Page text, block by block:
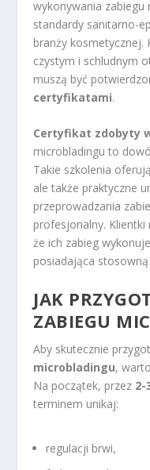
wykonywania zabiegu
standardy sanitarno-
branży kosmetycznej.
czystym i schludnym
muszą być
certyfikatami.
Certyfikat zdobyty
microbladingu to
Takie szkolenia
ale także praktyczne
przeprowadzania
profesjonalny. Klientki
że ich zabieg
posiadająca stosowną
JAK
ZABIEGU
Aby skutecznie
microbladingu,
Na początek, przez 2-
terminem unikaj:
regulacji brwi,